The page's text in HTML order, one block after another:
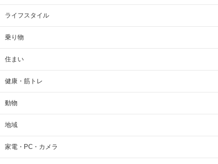
ライフスタイル
乗り物
住まい
健康・筋トレ
動物
地域
家電・PC・カメラ